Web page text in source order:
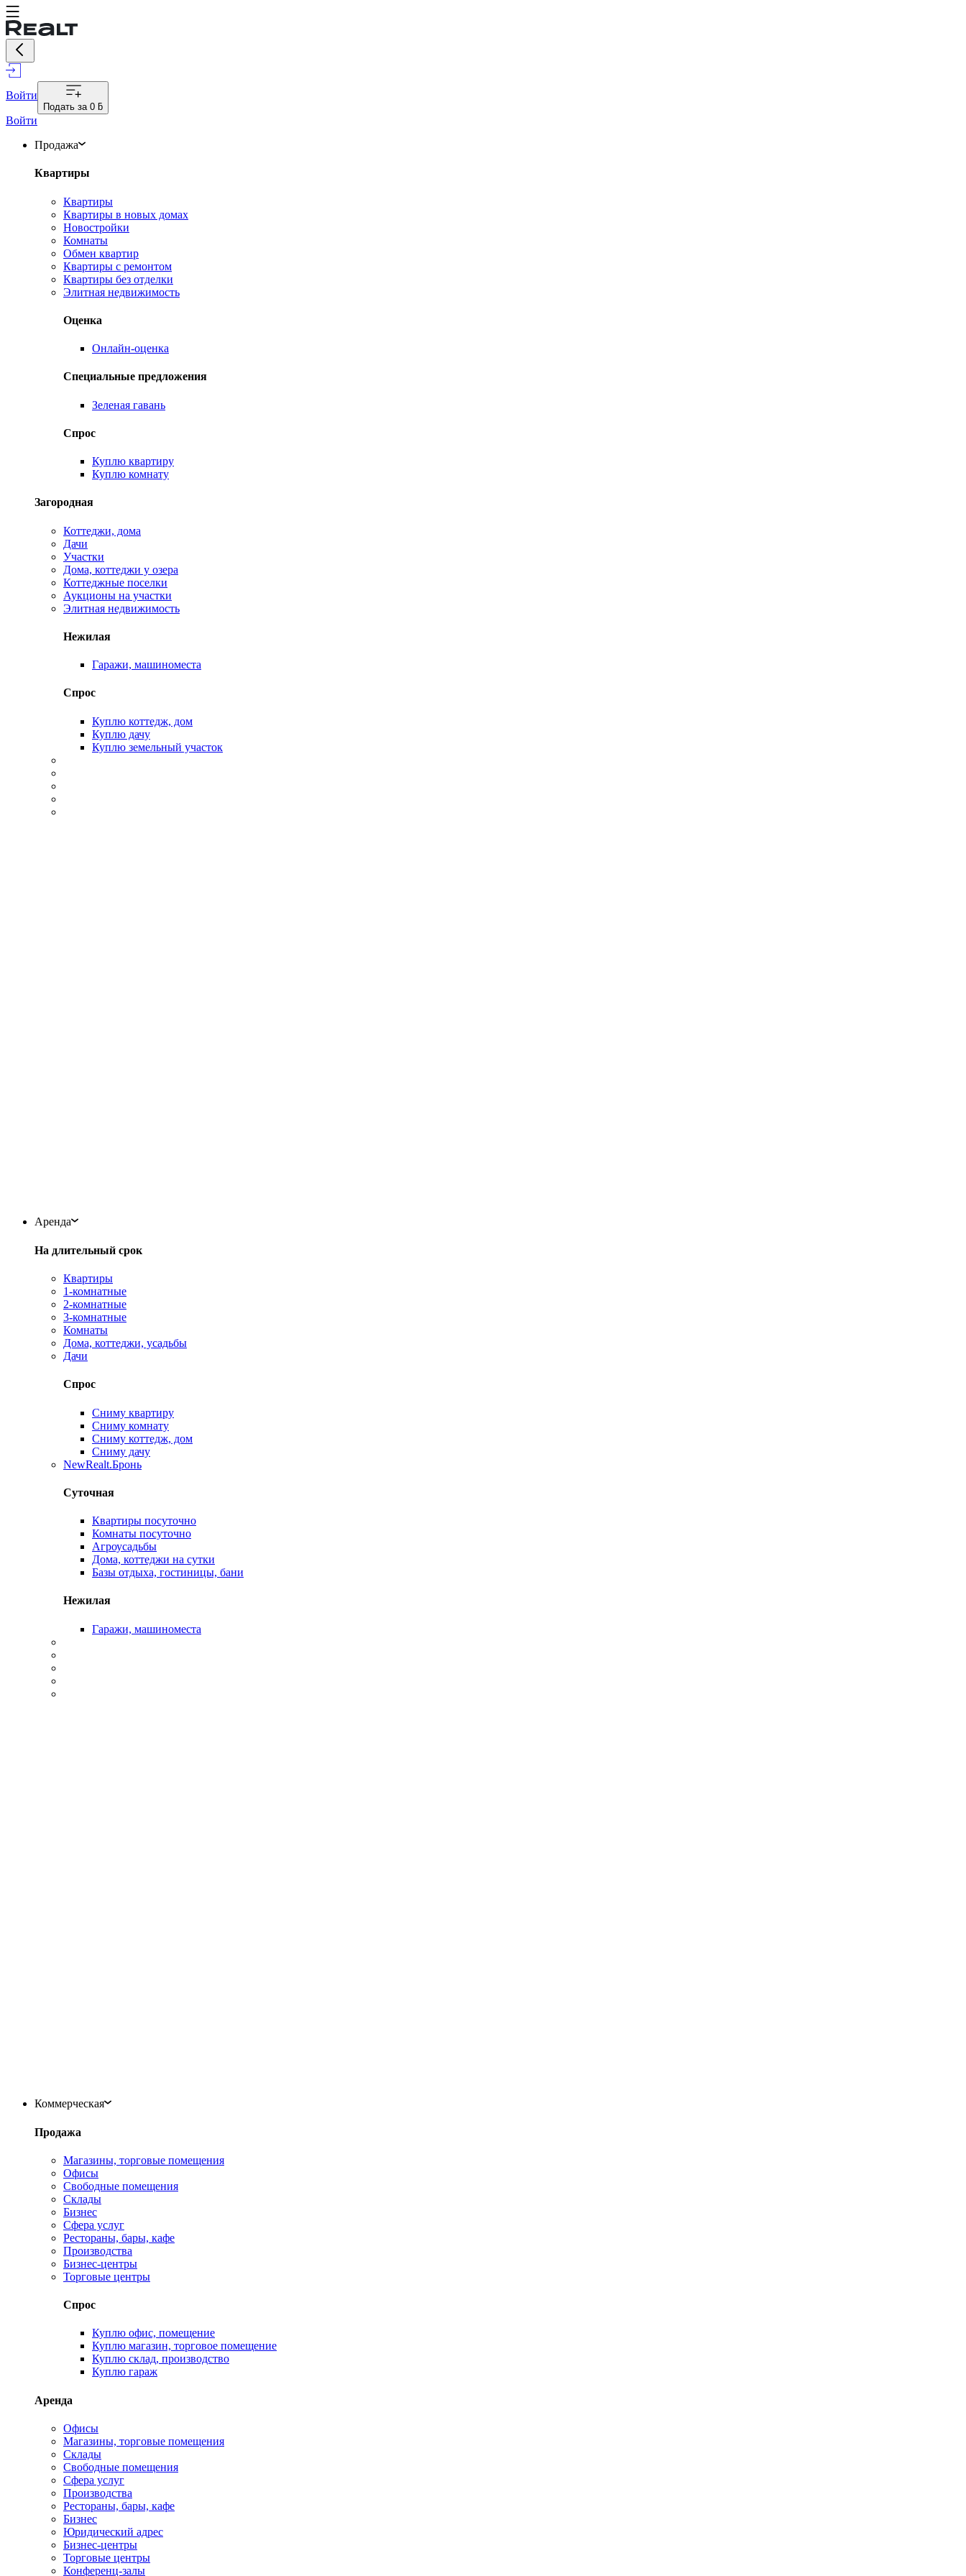
Войти
Подать за 0 ƃ
Войти
Продажа
Квартиры
Квартиры
Квартиры в новых домах
Новостройки
Комнаты
Обмен квартир
Квартиры с ремонтом
Квартиры без отделки
Элитная недвижимость
Оценка
Онлайн-оценка
Специальные предложения
Зеленая гавань
Спрос
Куплю квартиру
Куплю комнату
Загородная
Коттеджи, дома
Дачи
Участки
Дома, коттеджи у озера
Коттеджные поселки
Аукционы на участки
Элитная недвижимость
Нежилая
Гаражи, машиноместа
Спрос
Куплю коттедж, дом
Куплю дачу
Куплю земельный участок
Аренда
На длительный срок
Квартиры
1-комнатные
2-комнатные
3-комнатные
Комнаты
Дома, коттеджи, усадьбы
Дачи
Спрос
Сниму квартиру
Сниму комнату
Сниму коттедж, дом
Сниму дачу
NewRealt.Бронь
Суточная
Квартиры посуточно
Комнаты посуточно
Агроусадьбы
Дома, коттеджи на сутки
Базы отдыха, гостиницы, бани
Нежилая
Гаражи, машиноместа
Коммерческая
Продажа
Магазины, торговые помещения
Офисы
Свободные помещения
Склады
Бизнес
Сфера услуг
Рестораны, бары, кафе
Производства
Бизнес-центры
Торговые центры
Спрос
Куплю офис, помещение
Куплю магазин, торговое помещение
Куплю склад, производство
Куплю гараж
Аренда
Офисы
Магазины, торговые помещения
Склады
Свободные помещения
Сфера услуг
Производства
Рестораны, бары, кафе
Бизнес
Юридический адрес
Бизнес-центры
Торговые центры
Конференц-залы